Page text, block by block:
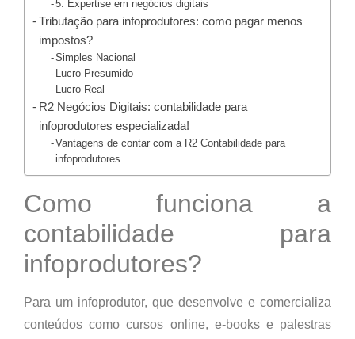
5. Expertise em negócios digitais
Tributação para infoprodutores: como pagar menos
impostos?
Simples Nacional
Lucro Presumido
Lucro Real
R2 Negócios Digitais: contabilidade para
infoprodutores especializada!
Vantagens de contar com a R2 Contabilidade para
infoprodutores
Como funciona a
contabilidade para
infoprodutores?
Para um infoprodutor, que desenvolve e comercializa
conteúdos como cursos online, e-books e palestras